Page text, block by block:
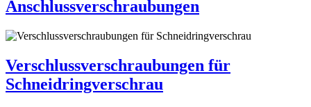
Anschlussverschraubungen
Verschlussverschraubungen für
Schneidringverschrau